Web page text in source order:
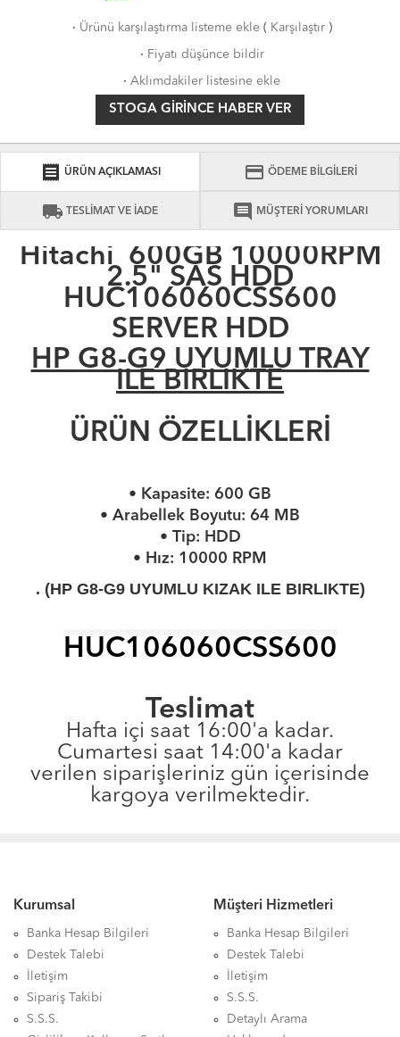
· Ürünü karşılaştırma listeme ekle( Karşılaştır)
· Fiyatı düşünce bildir
· Aklımdakiler listesine ekle
STOGA GIRINCE HABER VER
receipt ÜRÜN AÇIKLAMASI credit_card ÖDEME BİLGİLERİ
local_shipping TESLİMAT VE İADE comment MÜŞTERİ YORUMLARI
Hitachi 600GB 10000RPM
2.5" SAS HDD
HUC106060CSS600
SERVER HDD
HP G8-G9 UYUMLU TRAY
ILE BIRLIKTE
ÜRÜN ÖZELLİKLERİ
• Kapasite: 600 GB
• Arabellek Boyutu: 64 MB
• Tip: HDD
• Hız: 10000 RPM
. (HP G8-G9 UYUMLU KIZAK ILE BIRLIKTE)
HUC106060CSS600
Teslimat
Hafta içi saat 16:00'a kadar.
Cumartesi saat 14:00'a kadar
verilen siparişleriniz gün içerisinde
kargoya verilmektedir.
Kurumsal
Banka Hesap Bilgileri
Destek Talebi
İletişim
Sipariş Takibi
S.S.S.
Müşteri Hizmetleri
Banka Hesap Bilgileri
Destek Talebi
İletişim
S.S.S.
Detaylı Arama